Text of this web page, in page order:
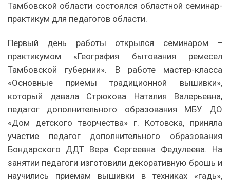
Тамбовской области состоялся областной семинар-
практикум для педагогов области.
Первый день работы открылся семинаром –
практикумом «География бытования ремесел
Тамбовской губернии». В работе мастер-класса
«Основные приемы традиционной вышивки»,
который давала Стрюкова Наталия Валерьевна,
педагог дополнительного образования МБУ ДО
«Дом детского творчества» г. Котовска, приняла
участие педагог дополнительного образования
Бондарского ДДТ Вера Сергеевна Федулеева. На
занятии педагоги изготовили декоративную брошь и
научились приемам вышивки в техниках «гадь»,